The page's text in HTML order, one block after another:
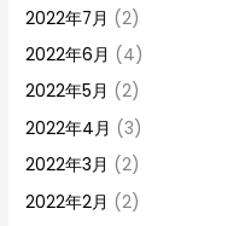
2022年7月 (2)
2022年6月 (4)
2022年5月 (2)
2022年4月 (3)
2022年3月 (2)
2022年2月 (2)